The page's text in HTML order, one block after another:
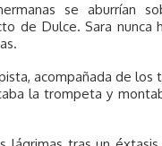
se aburrían
de Dulce. Sara nunca
acompañada de
la trompeta y